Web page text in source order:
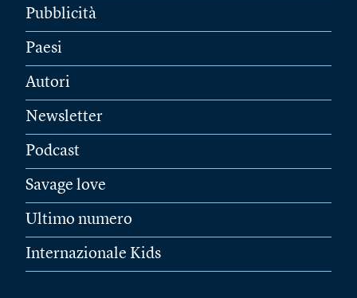
Pubblicità
Paesi
Autori
Newsletter
Podcast
Savage love
Ultimo numero
Internazionale Kids